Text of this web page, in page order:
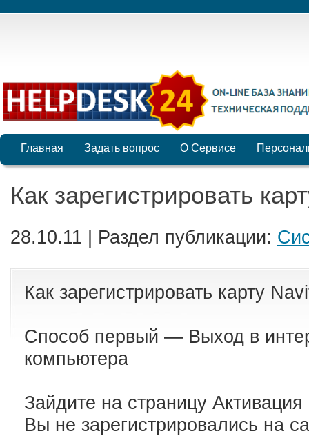
Главная Задать вопрос О Сервисе
Как зарегистрировать
28.10.11 | Раздел публикации:
Как зарегистрировать карту
Способ первый — Выход в
компьютера
Зайдите на страницу
Вы не зарегистрировались на